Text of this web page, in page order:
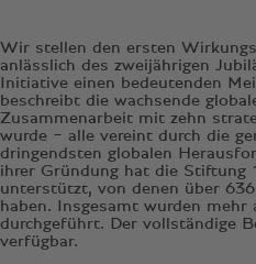
Wir stellen den ersten
anlässlich des zweijährigen
Initiative einen bedeutenden
beschreibt die wachsende
Zusammenarbeit mit zehn
wurde − alle vereint durch die
dringendsten globalen
ihrer Gründung hat die Stiftung
unterstützt, von denen über
haben. Insgesamt wurden mehr
durchgeführt. Der vollständige
verfügbar.